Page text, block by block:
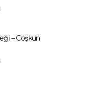
– Coşkun